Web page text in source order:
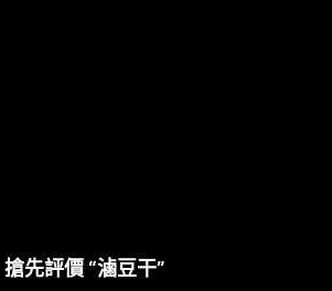
搶先評價 “滷豆干”